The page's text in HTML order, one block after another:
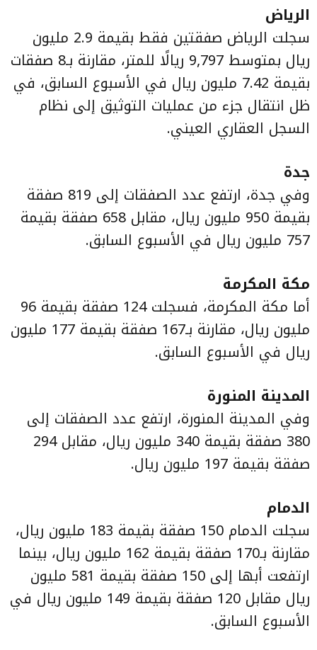
الرياض
سجلت الرياض صفقتين فقط بقيمة 2.9 مليون
ريال بمتوسط 9,797 ريالًا للمتر، مقارنة بـ8 صفقات
بقيمة 7.42 مليون ريال في الأسبوع السابق، في
ظل انتقال جزء من عمليات التوثيق إلى نظام
السجل العقاري العيني.
جدة
وفي جدة، ارتفع عدد الصفقات إلى 819 صفقة
بقيمة 950 مليون ريال، مقابل 658 صفقة بقيمة
757 مليون ريال في الأسبوع السابق.
مكة المكرمة
أما مكة المكرمة، فسجلت 124 صفقة بقيمة 96
مليون ريال، مقارنة بـ167 صفقة بقيمة 177 مليون
ريال في الأسبوع السابق.
المدينة المنورة
وفي المدينة المنورة، ارتفع عدد الصفقات إلى
380 صفقة بقيمة 340 مليون ريال، مقابل 294
صفقة بقيمة 197 مليون ريال.
الدمام
سجلت الدمام 150 صفقة بقيمة 183 مليون ريال،
مقارنة بـ170 صفقة بقيمة 162 مليون ريال، بينما
ارتفعت أبها إلى 150 صفقة بقيمة 581 مليون
ريال مقابل 120 صفقة بقيمة 149 مليون ريال في
الأسبوع السابق.